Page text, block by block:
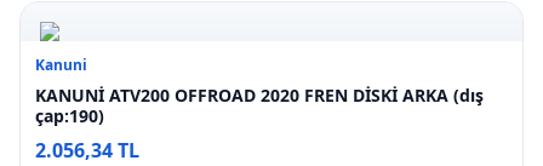
Kanuni
KANUNİ ATV200 OFFROAD 2020 FREN DİSKİ ARKA (dış
çap:190)
2.056,34 TL